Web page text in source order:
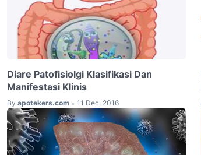
Diare Patofisiolgi Klasifikasi Dan
Manifestasi Klinis
By apotekers.com • 11 Dec, 2016